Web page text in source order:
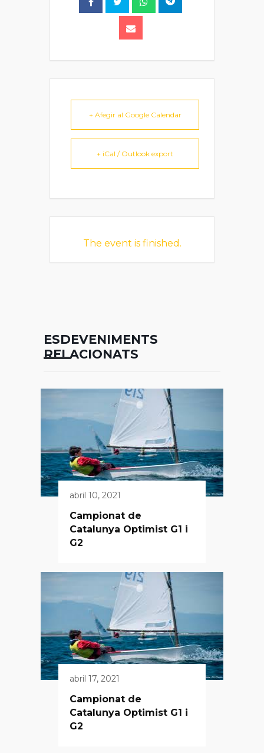
+ Afegir al Google Calendar
+ iCal / Outlook export
The event is finished.
ESDEVENIMENTS
RELACIONATS
abril 10, 2021
Campionat de
Catalunya Optimist G1 i
G2
abril 17, 2021
Campionat de
Catalunya Optimist G1 i
G2